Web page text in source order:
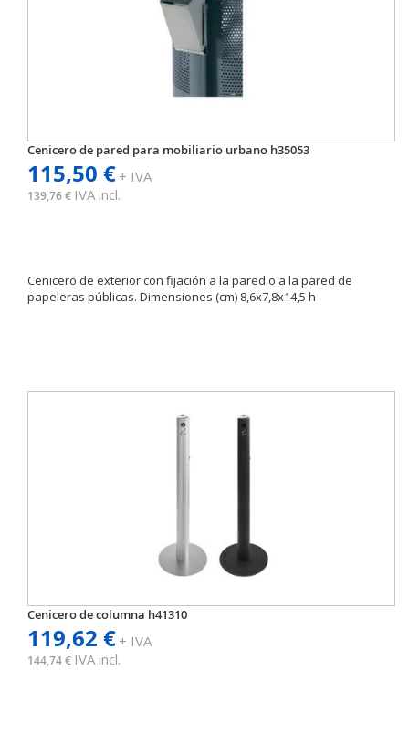
Cenicero de pared para mobiliario urbano h35053
115,50 €+ IVA
139,76 € IVA incl.
Cenicero de exterior con fijación a la pared o a la pared de
papeleras públicas. Dimensiones (cm) 8,6x7,8x14,5 h
Cenicero de columna h41310
119,62 €+ IVA
144,74 € IVA incl.